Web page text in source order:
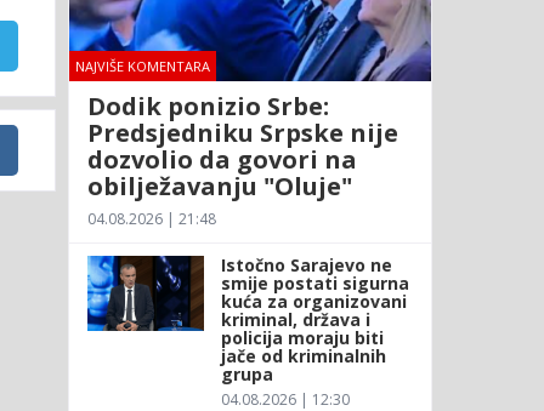
NAJVIŠE KOMENTARA
Dodik ponizio Srbe:
Predsjedniku Srpske nije
dozvolio da govori na
obilježavanju "Oluje"
04.08.2026 | 21:48
Istočno Sarajevo ne
smije postati sigurna
kuća za organizovani
kriminal, država i
policija moraju biti
jače od kriminalnih
grupa
04.08.2026 | 12:30